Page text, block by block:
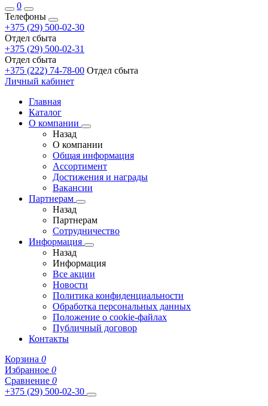
0
Телефоны
+375 (29) 500-02-30
Отдел сбыта
+375 (29) 500-02-31
Отдел сбыта
+375 (222) 74-78-00 Отдел сбыта
Личный кабинет
Главная
Каталог
О компании
Назад
О компании
Общая информация
Ассортимент
Достижения и награды
Вакансии
Партнерам
Назад
Партнерам
Сотрудничество
Информация
Назад
Информация
Все акции
Новости
Политика конфиденциальности
Обработка персональных данных
Положение о cookie-файлах
Публичный договор
Контакты
Корзина 0
Избранное 0
Сравнение 0
+375 (29) 500-02-30